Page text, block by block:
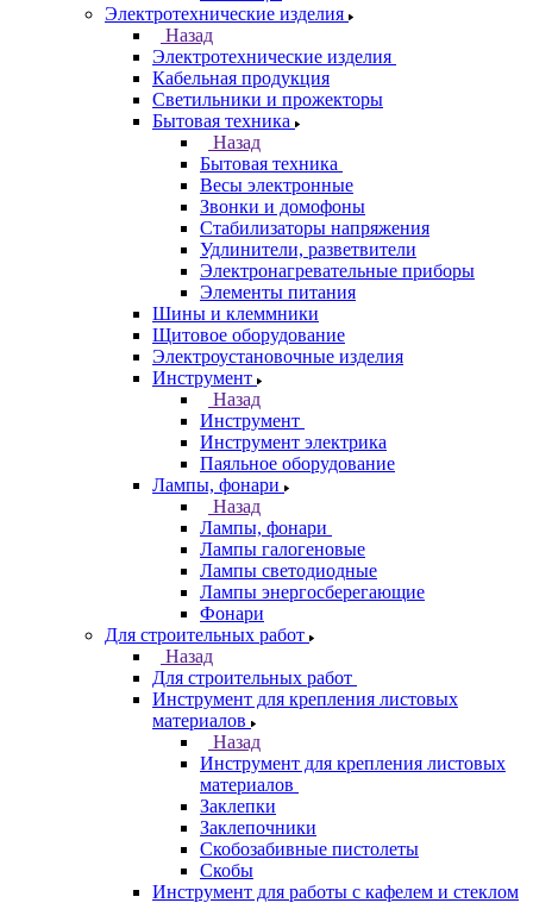
Электротехнические изделия
Назад
Электротехнические изделия
Кабельная продукция
Светильники и прожекторы
Бытовая техника
Назад
Бытовая техника
Весы электронные
Звонки и домофоны
Стабилизаторы напряжения
Удлинители, разветвители
Электронагревательные приборы
Элементы питания
Шины и клеммники
Щитовое оборудование
Электроустановочные изделия
Инструмент
Назад
Инструмент
Инструмент электрика
Паяльное оборудование
Лампы, фонари
Назад
Лампы, фонари
Лампы галогеновые
Лампы светодиодные
Лампы энергосберегающие
Фонари
Для строительных работ
Назад
Для строительных работ
Инструмент для крепления листовых
материалов
Назад
Инструмент для крепления листовых
материалов
Заклепки
Заклепочники
Скобозабивные пистолеты
Скобы
Инструмент для работы с кафелем и стеклом